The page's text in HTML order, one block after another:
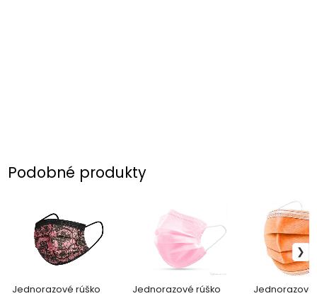
Podobné produkty
Jednorazové rúško
Jednorazové rúško
Jednorazové